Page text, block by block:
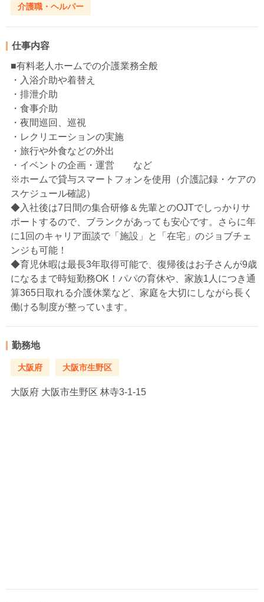
介護職・ヘルパー
仕事内容
■有料老人ホームでの介護業務全般
・入浴介助や着替え
・排泄介助
・食事介助
・夜間巡回、巡視
・レクリエーションの実施
・旅行や外食などの外出
・イベントの企画・運営 など
※ホームで貸与スマートフォンを使用（介護記録・ケアの
スケジュール確認）
◆入社後は7日間の集合研修＆先輩とのOJTでしっかりサ
ポートするので、ブランクがあっても安心です。さらに年
に1回のキャリア面談で「施設」と「在宅」のジョブチェ
ンジも可能！
◆育児休暇は最長3年取得可能で、復帰後はお子さんが9歳
になるまで時短勤務OK！パパの育休や、家族1人につき通
算365日取れる介護休業など、家庭を大切にしながら長く
働ける制度が整っています。
勤務地
大阪府 大阪市生野区
大阪府 大阪市生野区 林寺3-1-15